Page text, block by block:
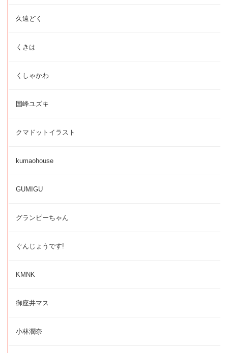
久遠どく
くきは
くしゃかわ
国峰ユズキ
クマドットイラスト
kumaohouse
GUMIGU
グランピーちゃん
ぐんじょうです!
KMNK
御座井マス
小林潤奈